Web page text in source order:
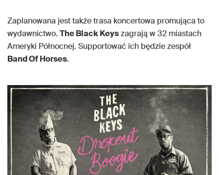
Zaplanowana jest także trasa koncertowa promująca to
wydawnictwo. The Black Keyszagrają w 32 miastach
Ameryki Północnej. Supportować ich będzie zespół
Band Of Horses.